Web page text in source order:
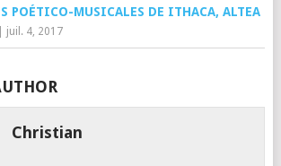
POÉTICO-MUSICALES DE ITHACA, ALTEA
juil. 4, 2017
Christian